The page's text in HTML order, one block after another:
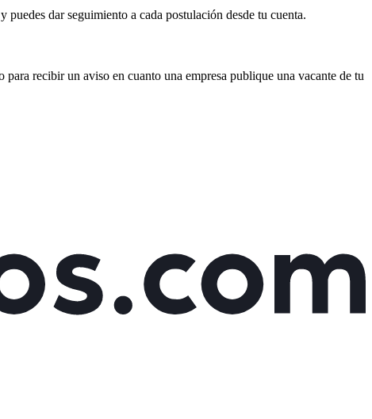
dar seguimiento a cada postulación desde tu cuenta.
recibir un aviso en cuanto una empresa publique una vacante de tu